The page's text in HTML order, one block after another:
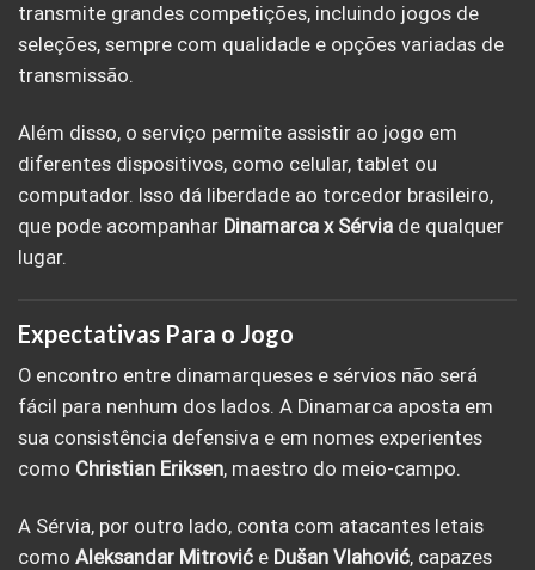
transmite grandes competições, incluindo jogos de
seleções, sempre com qualidade e opções variadas de
transmissão.
Além disso, o serviço permite assistir ao jogo em
diferentes dispositivos, como celular, tablet ou
computador. Isso dá liberdade ao torcedor brasileiro,
que pode acompanhar Dinamarca x Sérvia de qualquer
lugar.
Expectativas Para o Jogo
O encontro entre dinamarqueses e sérvios não será
fácil para nenhum dos lados. A Dinamarca aposta em
sua consistência defensiva e em nomes experientes
como Christian Eriksen, maestro do meio-campo.
A Sérvia, por outro lado, conta com atacantes letais
como Aleksandar Mitrović e Dušan Vlahović, capazes